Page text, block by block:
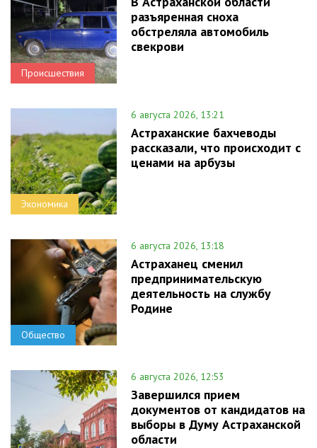
Происшествия
разъяренная сноха
обстреляла автомобиль
свекрови
Экономика
6 августа 2026, 13:21
Астраханские бахчеводы
рассказали, что происходит с
ценами на арбузы
Общество
6 августа 2026, 13:18
Астраханец сменил
предпринимательскую
деятельность на службу
Родине
6 августа 2026, 12:53
Завершился прием
документов от кандидатов на
выборы в Думу Астраханской
области